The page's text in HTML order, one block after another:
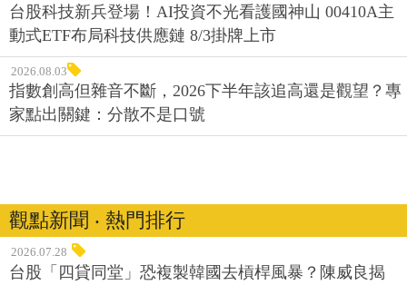
台股科技新兵登場！AI投資不光看護國神山 00410A主
動式ETF布局科技供應鏈 8/3掛牌上市
2026.08.03
指數創高但雜音不斷，2026下半年該追高還是觀望？專
家點出關鍵：分散不是口號
觀點新聞 ‧ 熱門排行
2026.07.28
台股「四貸同堂」恐複製韓國去槓桿風暴？陳威良揭